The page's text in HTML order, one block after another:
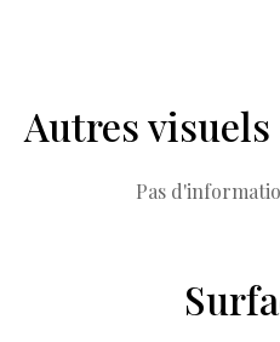
Autres visuels
Pas